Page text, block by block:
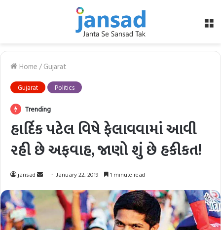
Home/Gujarat
Gujarat Politics
Trending
હાર્દિક પટેલ વિષે ફેલાવવામાં આવી
રહી છે અફવાહ, જાણો શું છે હકીકત!
jansad
Send
email
January 22, 2019 1 minute read